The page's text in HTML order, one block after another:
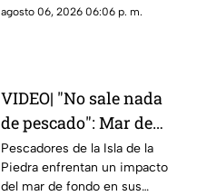
Quintas en Culiacán
agosto 06, 2026 06:06 p. m.
VIDEO| "No sale nada
de pescado": Mar de
fondo golpea a la pesca
en Mazatlán
Pescadores de la Isla de la
Piedra enfrentan un impacto
del mar de fondo en sus